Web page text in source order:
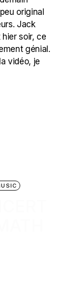
original
Jack
soir, ce
génial.
vidéo, je